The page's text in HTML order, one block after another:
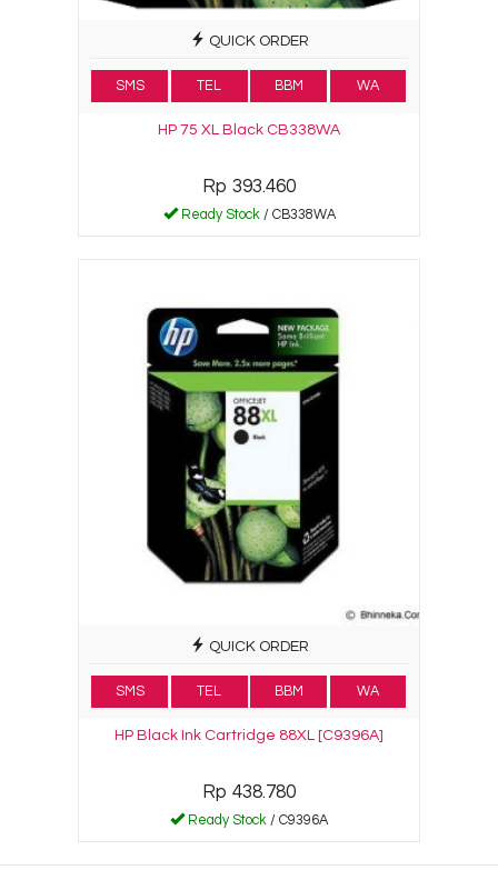
QUICK ORDER
SMS TEL BBM WA
HP 75 XL Black CB338WA
Rp 393.460
Ready Stock/ CB338WA
QUICK ORDER
SMS TEL BBM WA
HP Black Ink Cartridge 88XL [C9396A]
Rp 438.780
Ready Stock / C9396A